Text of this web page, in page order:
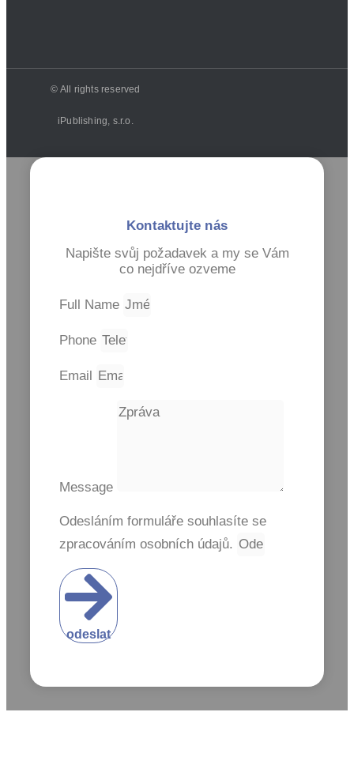
© All rights reserved
iPublishing, s.r.o.
Kontaktujte nás
Napište svůj požadavek a my se Vám
co nejdříve ozveme
Full Name
Phone
Email
Message
Odesláním formuláře souhlasíte se
zpracováním osobních údajů.
odeslat